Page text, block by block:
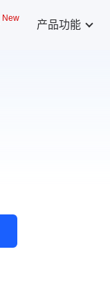
New
产品功能